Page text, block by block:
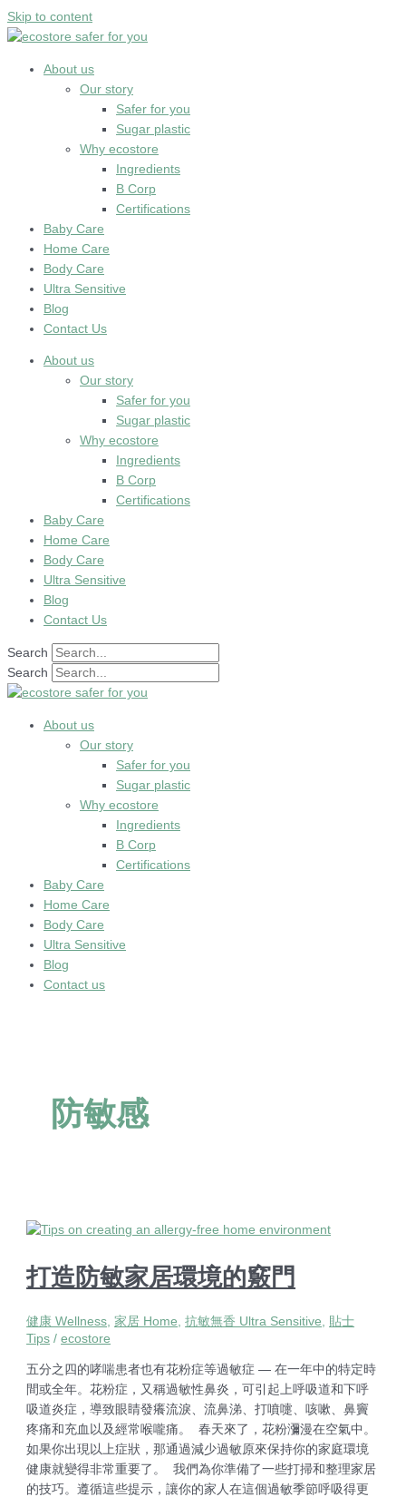
Skip to content
About us
Our story
Safer for you
Sugar plastic
Why ecostore
Ingredients
B Corp
Certifications
Baby Care
Home Care
Body Care
Ultra Sensitive
Blog
Contact Us
About us
Our story
Safer for you
Sugar plastic
Why ecostore
Ingredients
B Corp
Certifications
Baby Care
Home Care
Body Care
Ultra Sensitive
Blog
Contact Us
Search
Search
About us
Our story
Safer for you
Sugar plastic
Why ecostore
Ingredients
B Corp
Certifications
Baby Care
Home Care
Body Care
Ultra Sensitive
Blog
Contact us
防敏感
打造防敏家居環境的竅門
健康 Wellness,家居 Home,抗敏無香 Ultra Sensitive, 貼士
Tips /ecostore
五分之四的哮喘患者也有花粉症等過敏症 — 在一年中的特定時
間或全年。花粉症，又稱過敏性鼻炎，可引起上呼吸道和下呼
吸道炎症，導致眼睛發癢流淚、流鼻涕、打噴嚏、咳嗽、鼻竇
疼痛和充血以及經常喉嚨痛。 春天來了，花粉瀰漫在空氣中。
如果你出現以上症狀，那通過減少過敏原來保持你的家庭環境
健康就變得非常重要了。 我們為你準備了一些打掃和整理家居
的技巧。遵循這些提示，讓你的家人在這個過敏季節呼吸得更